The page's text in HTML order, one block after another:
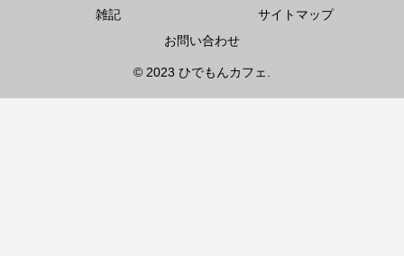
雑記
サイトマップ
お問い合わせ
© 2023 ひでもんカフェ.